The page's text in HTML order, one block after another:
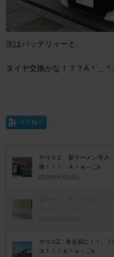
次はバッテリィーと、
タイヤ交換かな！？？A＾＿
イイね！
ヤリスＺ 新ラーメン号🎶
換！！！ Ａ＾ｗ～;;;ｂ
2026年6月24日
ヤリスZ 冬を前に！！、７
ス！！！Ａ＾ｗ～;;;ｂ